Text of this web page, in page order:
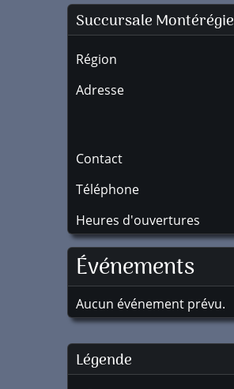
SuccursaleMontérégie
Région
Adresse
Contact
Téléphone
Heures d'ouvertures
Événements
Aucun événement prévu.
Légende